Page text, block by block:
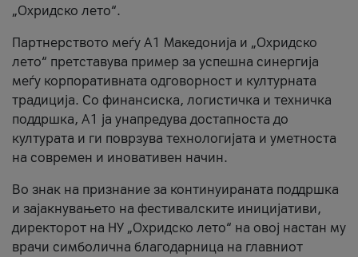
„Охридско лето“.
Партнерството меѓу A1 Македонија и „Охридско
лето“ претставува пример за успешна синергија
меѓу корпоративната одговорност и културната
традиција. Со финансиска, логистичка и техничка
поддршка, A1 ја унапредува достапноста до
културата и ги поврзува технологијата и уметноста
на современ и иновативен начин.
Во знак на признание за континуираната поддршка
и зајакнувањето на фестивалските иницијативи,
директорот на НУ „Охридско лето“ на овој настан му
врачи симболична благодарница на главниот